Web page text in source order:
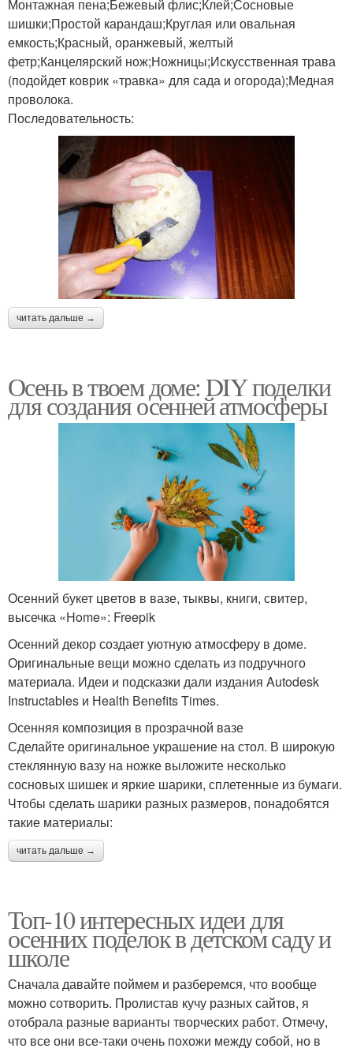
Монтажная пена;Бежевый флис;Клей;Сосновые
шишки;Простой карандаш;Круглая или овальная
емкость;Красный, оранжевый, желтый
фетр;Канцелярский нож;Ножницы;Искусственная трава
(подойдет коврик «травка» для сада и огорода);Медная
проволока.
Последовательность:
читать дальше →
Осень в твоем доме: DIY поделки
для создания осенней атмосферы
Осенний букет цветов в вазе, тыквы, книги, свитер,
высечка «Home»: Freepik
Осенний декор создает уютную атмосферу в доме.
Оригинальные вещи можно сделать из подручного
материала. Идеи и подсказки дали издания Autodesk
Instructables и Нealth Вenefits Times.
Осенняя композиция в прозрачной вазе
Сделайте оригинальное украшение на стол. В широкую
стеклянную вазу на ножке выложите несколько
сосновых шишек и яркие шарики, сплетенные из бумаги.
Чтобы сделать шарики разных размеров, понадобятся
такие материалы:
читать дальше →
Топ-10 интересных идеи для
осенних поделок в детском саду и
школе
Сначала давайте поймем и разберемся, что вообще
можно сотворить. Пролистав кучу разных сайтов, я
отобрала разные варианты творческих работ. Отмечу,
что все они все-таки очень похожи между собой, но в